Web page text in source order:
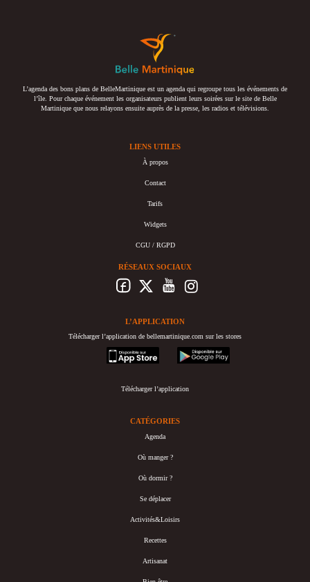
L’agenda des bons plans de BelleMartinique est un agenda qui regroupe tous les événements de
l’île. Pour chaque événement les organisateurs publient leurs soirées sur le site de Belle
Martinique que nous relayons ensuite auprès de la presse, les radios et télévisions.
LIENS UTILES
À propos
Contact
Tarifs
Widgets
CGU / RGPD
RÉSEAUX SOCIAUX
L’APPLICATION
Télécharger l’application de bellemartinique.com sur les stores
appstore
googleplay
Télécharger l’application
CATÉGORIES
Agenda
Où manger ?
Où dormir ?
Se déplacer
Activités&Loisirs
Recettes
Artisanat